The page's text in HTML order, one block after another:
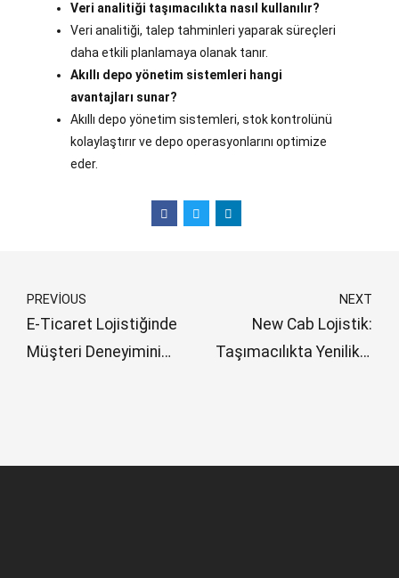
Veri analitiği taşımacılıkta nasıl kullanılır?
Veri analitiği, talep tahminleri yaparak süreçleri
daha etkili planlamaya olanak tanır.
Akıllı depo yönetim sistemleri hangi
avantajları sunar?
Akıllı depo yönetim sistemleri, stok kontrolünü
kolaylaştırır ve depo operasyonlarını optimize
eder.
PREVIOUS
E-Ticaret Lojistiğinde
Müşteri Deneyimini
NEXT
New Cab Lojistik:
Taşımacılıkta Yenilikçi